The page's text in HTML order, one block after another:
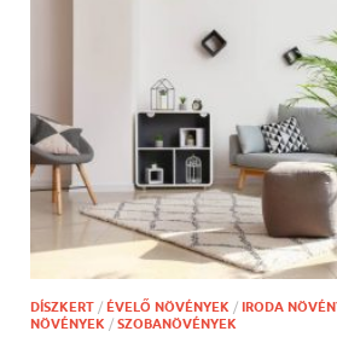
DÍSZKERT / ÉVELŐ NÖVÉNYEK / IRODA
NÖVÉNYEK / SZOBANÖVÉNYEK